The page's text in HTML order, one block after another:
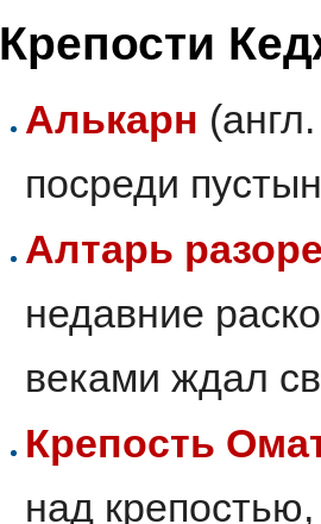
Крепости
Алькарн
посреди
Алтарь
недавние
веками ждал
Крепость
над